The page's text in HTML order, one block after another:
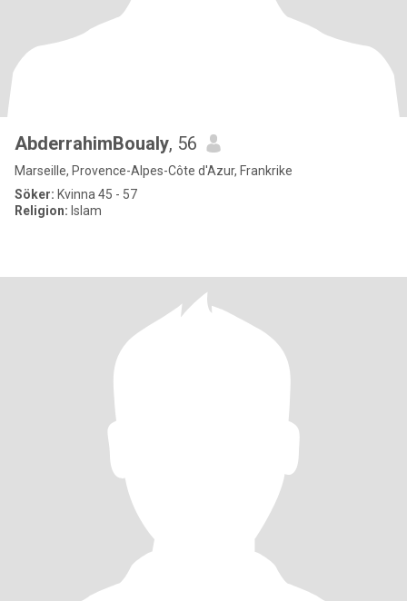
AbderrahimBoualy, 56
Marseille, Provence-Alpes-Côte d'Azur, Frankrike
Söker: Kvinna 45 - 57
Religion: Islam